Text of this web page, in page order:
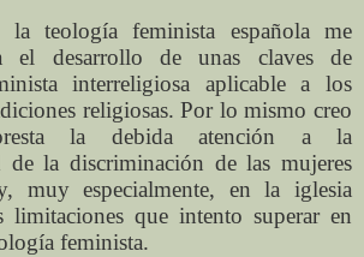
teología feminista española me
el desarrollo de unas claves de
interreligiosa aplicable a los
religiosas. Por lo mismo creo
la debida atención a la
de la discriminación de las mujeres
muy especialmente, en la iglesia
limitaciones que intento superar en
feminista.